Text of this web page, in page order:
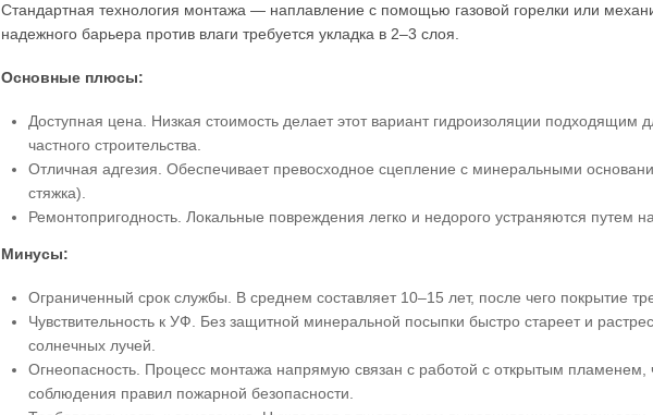
Стандартная технология монтажа — наплавление с помощью газовой горелки или
надежного барьера против влаги требуется укладка в 2–3 слоя.
Основные плюсы:
Доступная цена. Низкая стоимость делает этот вариант гидроизоляции подходящим
частного строительства.
Отличная адгезия. Обеспечивает превосходное сцепление с минеральными
стяжка).
Ремонтопригодность. Локальные повреждения легко и недорого устраняются путем
Минусы:
Ограниченный срок службы. В среднем составляет 10–15 лет, после чего покрытие
Чувствительность к УФ. Без защитной минеральной посыпки быстро стареет и
солнечных лучей.
Огнеопасность. Процесс монтажа напрямую связан с работой с открытым пламенем,
соблюдения правил пожарной безопасности.